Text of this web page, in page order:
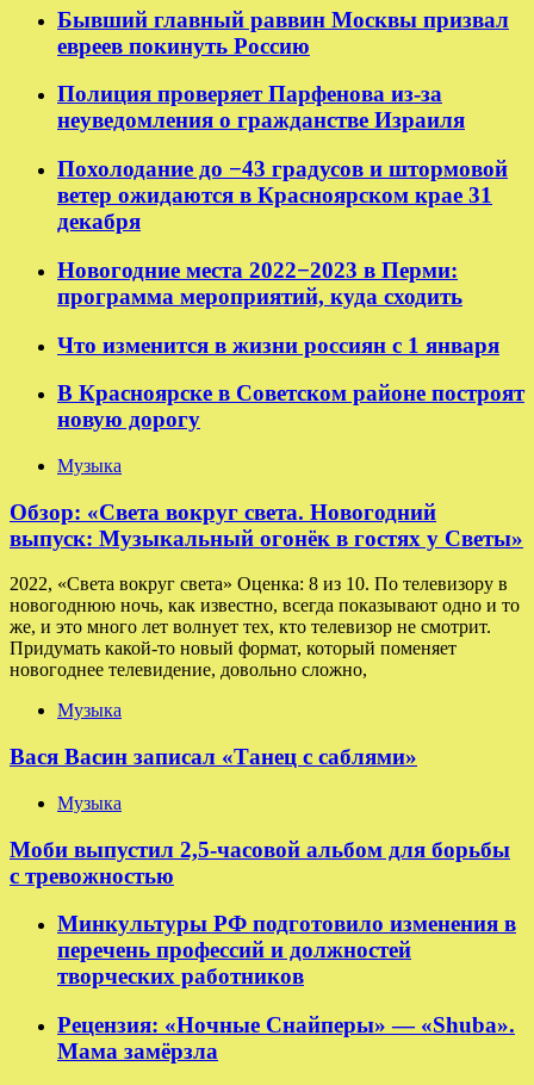
Бывший главный раввин Москвы призвал
евреев покинуть Россию
Полиция проверяет Парфенова из-за
неуведомления о гражданстве Израиля
Похолодание до −43 градусов и штормовой
ветер ожидаются в Красноярском крае 31
декабря
Новогодние места 2022−2023 в Перми:
программа мероприятий, куда сходить
Что изменится в жизни россиян с 1 января
В Красноярске в Советском районе построят
новую дорогу
Музыка
Обзор: «Света вокруг света. Новогодний
выпуск: Музыкальный огонёк в гостях у Светы»
2022, «Света вокруг света» Оценка: 8 из 10. По телевизору в
новогоднюю ночь, как известно, всегда показывают одно и то
же, и это много лет волнует тех, кто телевизор не смотрит.
Придумать какой-то новый формат, который поменяет
новогоднее телевидение, довольно сложно,
Музыка
Вася Васин записал «Танец с саблями»
Музыка
Моби выпустил 2,5-часовой альбом для борьбы
с тревожностью
Минкультуры РФ подготовило изменения в
перечень профессий и должностей
творческих работников
Рецензия: «Ночные Снайперы» — «Shuba».
Мама замёрзла